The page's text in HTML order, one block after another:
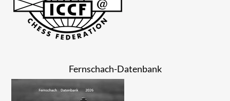
Fernschach-Datenbank